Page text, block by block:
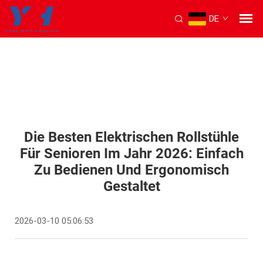
DE
Die Besten Elektrischen Rollstühle
Für Senioren Im Jahr 2026: Einfach
Zu Bedienen Und Ergonomisch
Gestaltet
2026-03-10 05:06:53